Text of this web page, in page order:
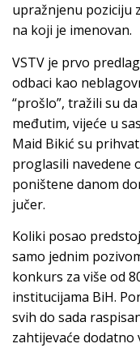
upražnjenu poziciju
na koji je imenovan.
VSTV je prvo
odbaci kao
“prošlo”, tražili su
međutim, vijeće u
Maid Bikić su
proglasili navedene
poništene danom
jučer.
Koliki posao
samo jednim
konkurs za više od
institucijama BiH.
svih do sada
zahtijevaće dodatno